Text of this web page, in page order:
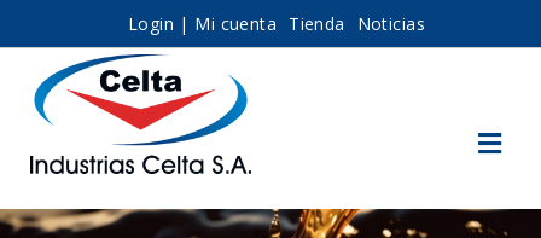
Login | Mi cuenta Tienda Noticias